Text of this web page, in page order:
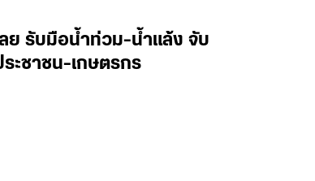
ย รับมือน้ำท่วม-น้ำแล้ง จับ
ะชาชน-เกษตรกร